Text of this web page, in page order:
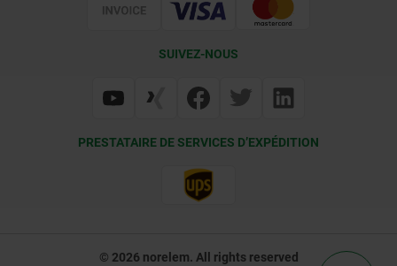
SUIVEZ-NOUS
PRESTATAIRE DE SERVICES D’EXPÉDITION
© 2026 norelem. All rights reserved